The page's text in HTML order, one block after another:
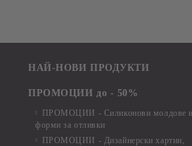
НАЙ-НОВИ ПРОДУКТИ
ПРОМОЦИИ до - 50%
ПРОМОЦИИ - Силиконови молдове и
форми за отливки
ПРОМОЦИИ - Дизайнерски хартии,